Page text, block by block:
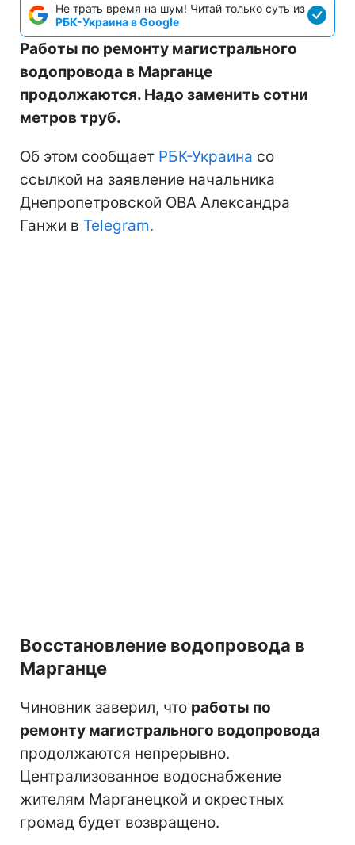
Не трать время на шум! Читай только суть из
РБК-Украина в Google
Работы по ремонту магистрального
водопровода в Марганце
продолжаются. Надо заменить сотни
метров труб.
Об этом сообщает РБК-Украина со
ссылкой на заявление начальника
Днепропетровской ОВА Александра
Ганжи в Telegram.
Восстановление водопровода в
Марганце
Чиновник заверил, что работы по
ремонту магистрального водопровода
продолжаются непрерывно.
Централизованное водоснабжение
жителям Марганецкой и окрестных
громад будет возвращено.